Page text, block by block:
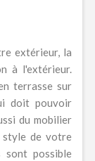
extérieur, la
à l'extérieur.
terrasse sur
doit pouvoir
du mobilier
style de votre
sont possible